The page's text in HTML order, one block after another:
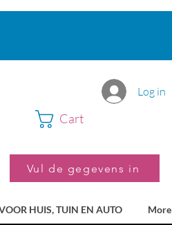
Log in
Cart
Vul de gegevens in
HUIS, TUIN EN AUTO More